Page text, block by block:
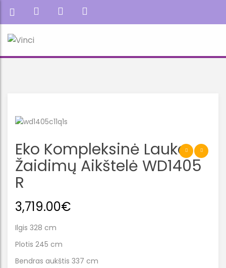
Eko Kompleksinė Lauko
Žaidimų Aikštelė WD1405
R
3,719.00€
Ilgis 328 cm
Plotis 245 cm
Bendras aukštis 337 cm